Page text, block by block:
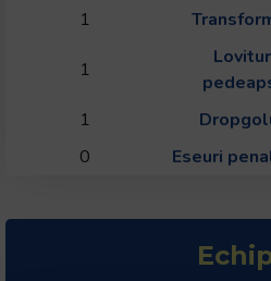
1
1
1
0
Eseuri